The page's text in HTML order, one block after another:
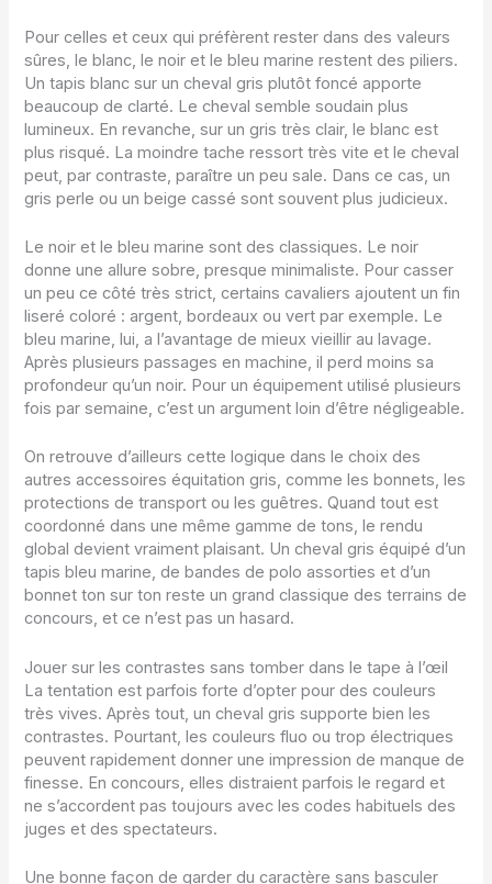
Pour celles et ceux qui préfèrent rester dans des valeurs
sûres, le blanc, le noir et le bleu marine restent des piliers.
Un tapis blanc sur un cheval gris plutôt foncé apporte
beaucoup de clarté. Le cheval semble soudain plus
lumineux. En revanche, sur un gris très clair, le blanc est
plus risqué. La moindre tache ressort très vite et le cheval
peut, par contraste, paraître un peu sale. Dans ce cas, un
gris perle ou un beige cassé sont souvent plus judicieux.
Le noir et le bleu marine sont des classiques. Le noir
donne une allure sobre, presque minimaliste. Pour casser
un peu ce côté très strict, certains cavaliers ajoutent un fin
liseré coloré : argent, bordeaux ou vert par exemple. Le
bleu marine, lui, a l’avantage de mieux vieillir au lavage.
Après plusieurs passages en machine, il perd moins sa
profondeur qu’un noir. Pour un équipement utilisé plusieurs
fois par semaine, c’est un argument loin d’être négligeable.
On retrouve d’ailleurs cette logique dans le choix des
autres accessoires équitation gris, comme les bonnets, les
protections de transport ou les guêtres. Quand tout est
coordonné dans une même gamme de tons, le rendu
global devient vraiment plaisant. Un cheval gris équipé d’un
tapis bleu marine, de bandes de polo assorties et d’un
bonnet ton sur ton reste un grand classique des terrains de
concours, et ce n’est pas un hasard.
Jouer sur les contrastes sans tomber dans le tape à l’œil
La tentation est parfois forte d’opter pour des couleurs
très vives. Après tout, un cheval gris supporte bien les
contrastes. Pourtant, les couleurs fluo ou trop électriques
peuvent rapidement donner une impression de manque de
finesse. En concours, elles distraient parfois le regard et
ne s’accordent pas toujours avec les codes habituels des
juges et des spectateurs.
Une bonne façon de garder du caractère sans basculer